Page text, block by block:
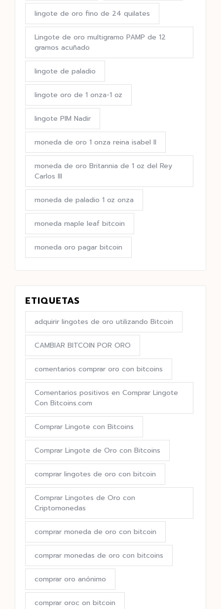
lingote de oro fino de 24 quilates
Lingote de oro multigramo PAMP de 12
gramos acuñado
lingote de paladio
lingote oro de 1 onza-1 oz
lingote PIM Nadir
moneda de oro 1 onza reina isabel II
moneda de oro Britannia de 1 oz del Rey
Carlos III
moneda de paladio 1 oz onza
moneda maple leaf bitcoin
moneda oro pagar bitcoin
ETIQUETAS
adquirir lingotes de oro utilizando Bitcoin
CAMBIAR BITCOIN POR ORO
comentarios comprar oro con bitcoins
Comentarios positivos en Comprar Lingote
Con Bitcoins.com
Comprar Lingote con Bitcoins
Comprar Lingote de Oro con Bitcoins
comprar lingotes de oro con bitcoin
Comprar Lingotes de Oro con
Criptomonedas
comprar moneda de oro con bitcoin
comprar monedas de oro con bitcoins
comprar oro anónimo
comprar oroc on bitcoin